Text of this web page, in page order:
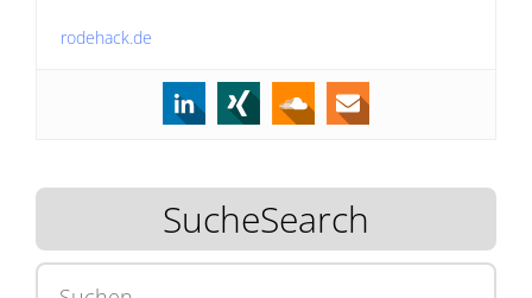
rodehack.de
SucheSearch